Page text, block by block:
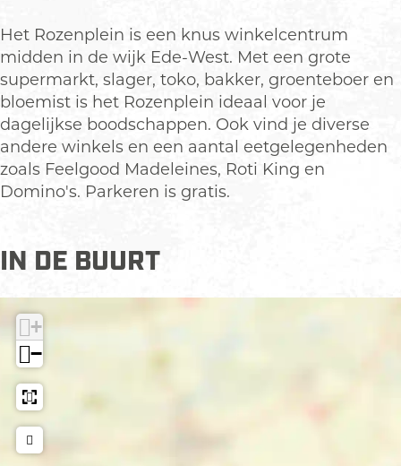
z
e
n
p
l
e
i
n
e
R
o
z
e
n
p
l
e
e
Het Rozenplein is een knus winkelcentrum
midden in de wijk Ede-West. Met een grote
supermarkt, slager, toko, bakker, groenteboer en
bloemist is het Rozenplein ideaal voor je
dagelijkse boodschappen. Ook vind je diverse
andere winkels en een aantal eetgelegenheden
zoals Feelgood Madeleines, Roti King en
Domino's. Parkeren is gratis.
IN DE BUURT
+
−